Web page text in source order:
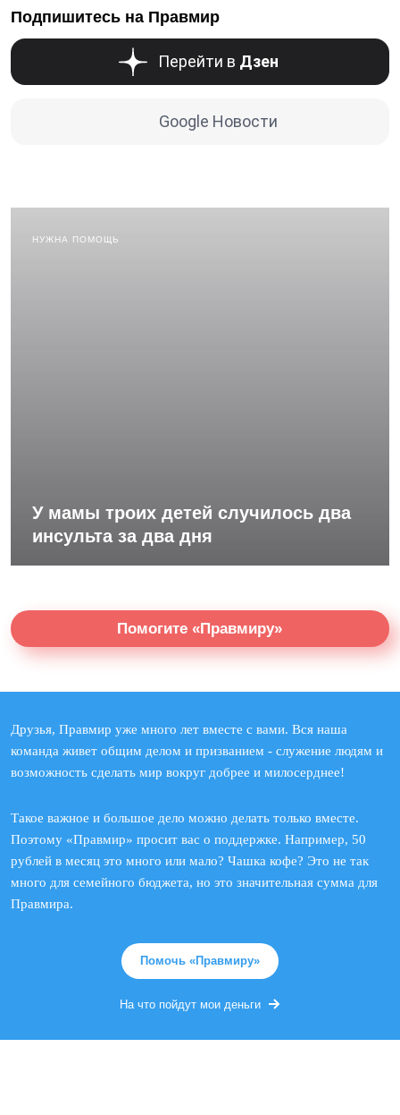
Подпишитесь на Правмир
Перейти в Дзен
Google Новости
НУЖНА ПОМОЩЬ
У мамы троих детей случилось два
инсульта за два дня
Помогите «Правмиру»
Друзья, Правмир уже много лет вместе с вами. Вся наша
команда живет общим делом и призванием - служение людям и
возможность сделать мир вокруг добрее и милосерднее!
Такое важное и большое дело можно делать только вместе.
Поэтому «Правмир» просит вас о поддержке. Например, 50
рублей в месяц это много или мало? Чашка кофе? Это не так
много для семейного бюджета, но это значительная сумма для
Правмира.
Помочь «Правмиру»
На что пойдут мои деньги